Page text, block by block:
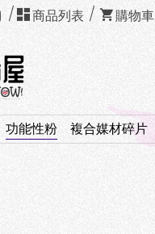
商品列表 購物車
功能性粉 複合媒材碎片